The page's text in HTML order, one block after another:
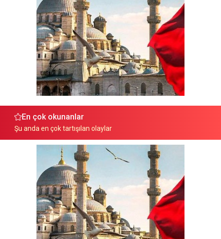
En çok okunanlar
Şu anda en çok tartışılan olaylar